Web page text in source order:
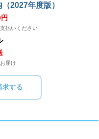
2027年度版）
払いください
届け
求する